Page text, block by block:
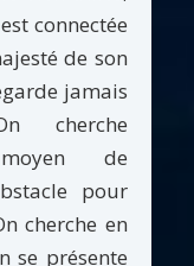
connectée
de son
jamais
cherche
de
pour
cherche en
se présente